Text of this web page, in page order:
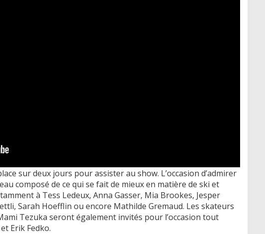
sur deux jours pour assister au show. L’occasion d’admirer
composé de ce qui se fait de mieux en matière de ski et
à Tess Ledeux, Anna Gasser, Mia Brookes, Jesper
Sarah Hoefflin ou encore Mathilde Gremaud. Les skateurs
Tezuka seront également invités pour l’occasion tout
Erik Fedko.